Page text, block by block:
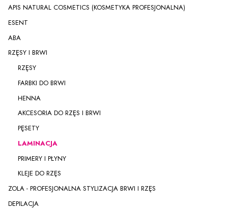
APIS NATURAL COSMETICS (KOSMETYKA PROFESJONALNA)
ESENT
ABA
RZĘSY I BRWI
RZĘSY
FARBKI DO BRWI
HENNA
AKCESORIA DO RZĘS I BRWI
PĘSETY
LAMINACJA
PRIMERY I PŁYNY
KLEJE DO RZĘS
ZOLA - PROFESJONALNA STYLIZACJA BRWI I RZĘS
DEPILACJA